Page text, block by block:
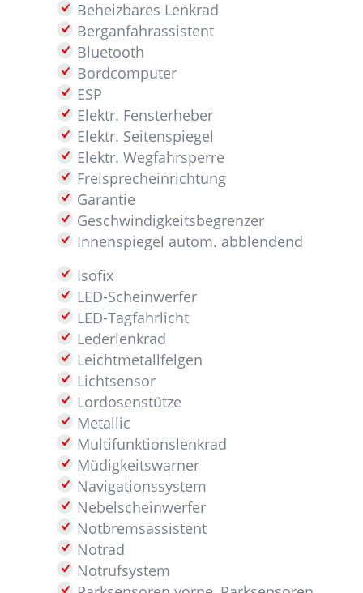
Beheizbares Lenkrad
Berganfahrassistent
Bluetooth
Bordcomputer
ESP
Elektr. Fensterheber
Elektr. Seitenspiegel
Elektr. Wegfahrsperre
Freisprecheinrichtung
Garantie
Geschwindigkeitsbegrenzer
Innenspiegel autom. abblendend
Isofix
LED-Scheinwerfer
LED-Tagfahrlicht
Lederlenkrad
Leichtmetallfelgen
Lichtsensor
Lordosenstütze
Metallic
Multifunktionslenkrad
Müdigkeitswarner
Navigationssystem
Nebelscheinwerfer
Notbremsassistent
Notrad
Notrufsystem